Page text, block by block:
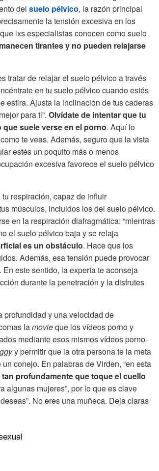
del suelo pélvico, la razón principal
la tensión excesiva en los
lxs especialistas conocen como suelo
tirantes y no pueden relajarse
tratar de relajar el suelo pélvico a través
en tu suelo pélvico cuando estés
estira. Ajusta la inclinación de tus caderas
para ti”. Olvídate de intentar que tu
suele verse en el porno. Aquí lo
te veas. Además, seguro que la vista
estés un poquito más o menos
excesiva favorece el suelo pélvico
respiración, capaz de influir
músculos, incluidos los del suelo pélvico.
en la respiración diafragmática: “mientras
el suelo pélvico baja y se relaja
es un obstáculo. Hace que los
Además, esa tensión puede provocar
este sentido, la experta te aconseja
durante la penetración y la disfrutes
profundidad y una velocidad de
lamovieque los vídeos porno y
mediante esos mismos vídeos porno-
y permitir que la otra persona te la meta
conejo. En palabras de Virden, “en esta
profundamente que toque el cuello
algunas mujeres”, por lo que es clave
No eres una muñeca. Deja claras